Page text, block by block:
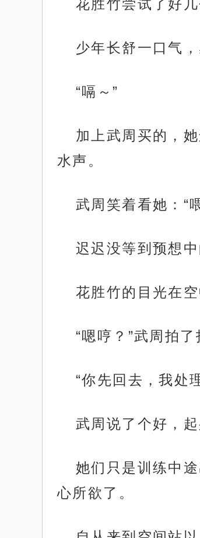
花胜竹尝试了好
少年长舒一口气
“嗝～”
加上武周买的，
水声。
武周笑着看她：“
迟迟没等到预想
花胜竹的目光在
“嗯哼？”武周拍
“你先回去，我处
武周说了个好，
她们只是训练中
心所欲了。